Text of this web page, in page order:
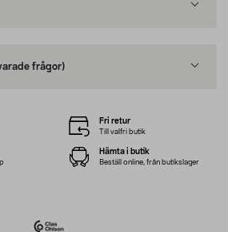
frågor)
Fri retur
Till valfri butik
Hämta i butik
Beställ online, från butikslager